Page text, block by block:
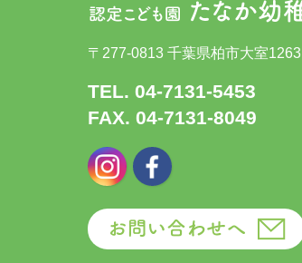
〒277-0813 千葉県柏市大室1263
TEL. 04-7131-5453
FAX. 04-7131-8049